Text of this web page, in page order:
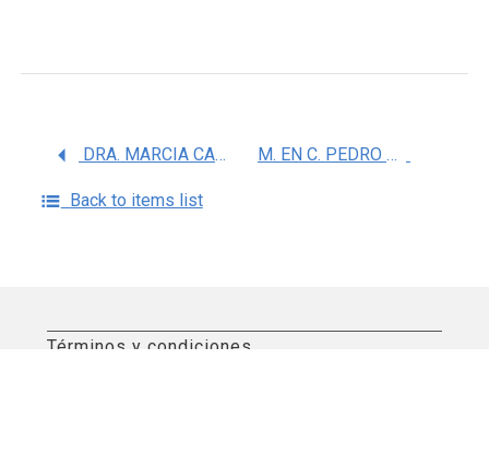
DRA. MARCIA CAMPILLO NAVARRO M. EN C. PEDRO ARROYO ACEVEDO
Back to items list
Términos y condiciones